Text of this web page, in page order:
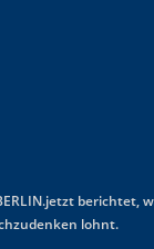
berichtet,
lohnt.